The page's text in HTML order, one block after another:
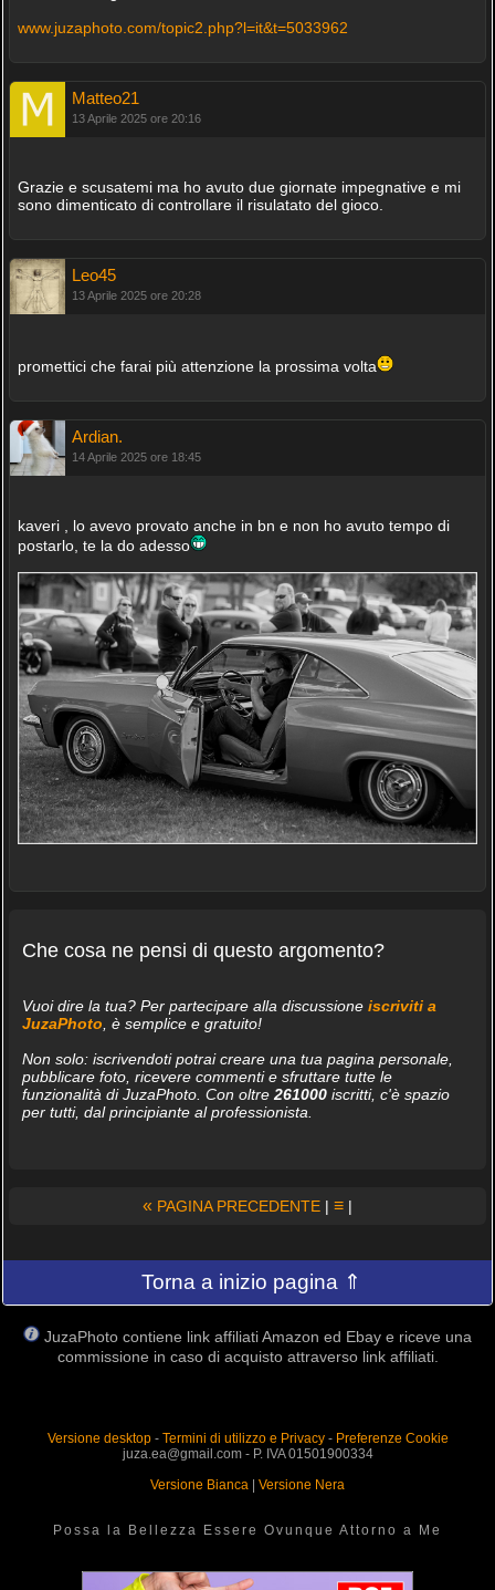
www.juzaphoto.com/topic2.php?l=it&t=5033962
Matteo21
13 Aprile 2025 ore 20:16
Grazie e scusatemi ma ho avuto due giornate impegnative e mi
sono dimenticato di controllare il risulatato del gioco.
Leo45
13 Aprile 2025 ore 20:28
promettici che farai più attenzione la prossima volta
Ardian.
14 Aprile 2025 ore 18:45
kaveri , lo avevo provato anche in bn e non ho avuto tempo di
postarlo, te la do adesso
Che cosa ne pensi di questo argomento?
Vuoi dire la tua? Per partecipare alla discussione iscriviti a
JuzaPhoto , è semplice e gratuito!
Non solo: iscrivendoti potrai creare una tua pagina personale,
pubblicare foto, ricevere commenti e sfruttare tutte le
funzionalità di JuzaPhoto. Con oltre 261000iscritti, c'è spazio
per tutti, dal principiante al professionista.
« PAGINA PRECEDENTE | ≡ |
Torna a inizio pagina ⇑
JuzaPhoto contiene link affiliati Amazon ed Ebay e riceve una
commissione in caso di acquisto attraverso link affiliati.
Versione desktop- Termini di utilizzo e Privacy- Preferenze Cookie
juza.ea@gmail.com - P. IVA 01501900334
Versione Bianca
Versione Nera
Possa la Bellezza Essere Ovunque Attorno a Me